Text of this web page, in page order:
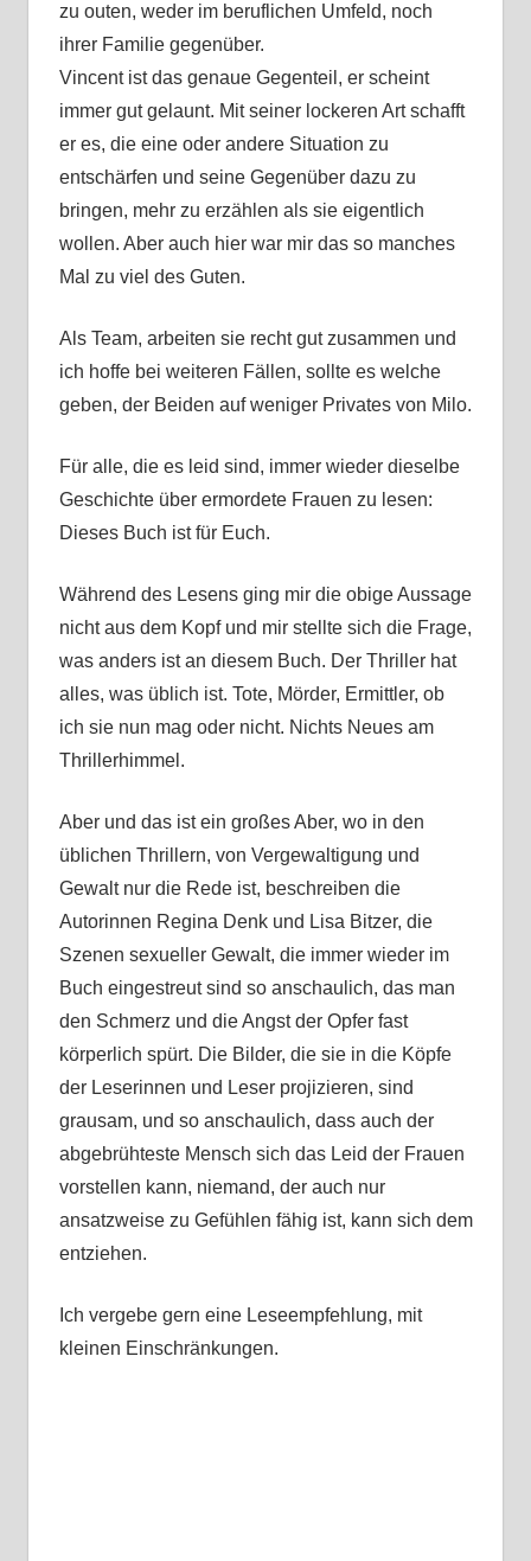
zu outen, weder im beruflichen Umfeld, noch
ihrer Familie gegenüber.
Vincent ist das genaue Gegenteil, er scheint
immer gut gelaunt. Mit seiner lockeren Art schafft
er es, die eine oder andere Situation zu
entschärfen und seine Gegenüber dazu zu
bringen, mehr zu erzählen als sie eigentlich
wollen. Aber auch hier war mir das so manches
Mal zu viel des Guten.
Als Team, arbeiten sie recht gut zusammen und
ich hoffe bei weiteren Fällen, sollte es welche
geben, der Beiden auf weniger Privates von Milo.
Für alle, die es leid sind, immer wieder dieselbe
Geschichte über ermordete Frauen zu lesen:
Dieses Buch ist für Euch.
Während des Lesens ging mir die obige Aussage
nicht aus dem Kopf und mir stellte sich die Frage,
was anders ist an diesem Buch. Der Thriller hat
alles, was üblich ist. Tote, Mörder, Ermittler, ob
ich sie nun mag oder nicht. Nichts Neues am
Thrillerhimmel.
Aber und das ist ein großes Aber, wo in den
üblichen Thrillern, von Vergewaltigung und
Gewalt nur die Rede ist, beschreiben die
Autorinnen Regina Denk und Lisa Bitzer, die
Szenen sexueller Gewalt, die immer wieder im
Buch eingestreut sind so anschaulich, das man
den Schmerz und die Angst der Opfer fast
körperlich spürt. Die Bilder, die sie in die Köpfe
der Leserinnen und Leser projizieren, sind
grausam, und so anschaulich, dass auch der
abgebrühteste Mensch sich das Leid der Frauen
vorstellen kann, niemand, der auch nur
ansatzweise zu Gefühlen fähig ist, kann sich dem
entziehen.
Ich vergebe gern eine Leseempfehlung, mit
kleinen Einschränkungen.